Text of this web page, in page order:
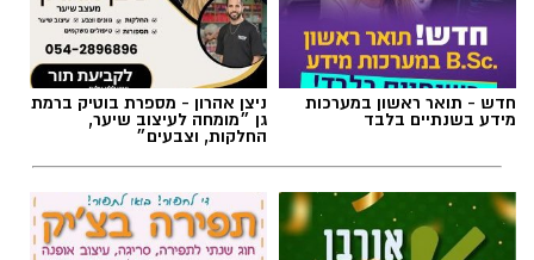
חדש - תואר ראשון במערכות
מידע בשנתיים בלבד
ניצן אהרון - מספרת בוטיק ברמת
גן ״מומחה לעיצוב שיער,
החלקות, וצבעים״